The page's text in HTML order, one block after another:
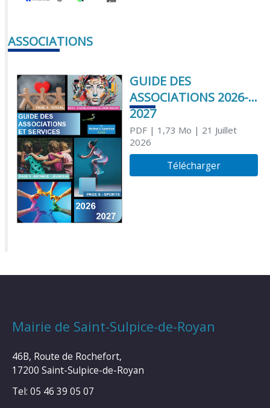
ASSOCIATIONS
GUIDE DES
ASSOCIATIONS 2026-
2027
PDF| 1,73 Mo | 21 Juillet
2026
Télécharger
Mairie de Saint-Sulpice-de-Royan
46B, Route de Rochefort,
17200 Saint-Sulpice-de-Royan
Tel: 05 46 39 05 07